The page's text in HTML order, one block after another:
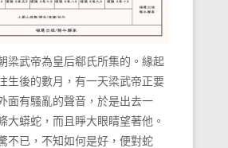
梁武帝為皇后郗氏所集的。緣起
生後的數月，有一天梁武帝正要
面有騷亂的聲音，於是出去一
大蟒蛇，而且睜大眼睛望著他。
不已，不知如何是好，便對蛇